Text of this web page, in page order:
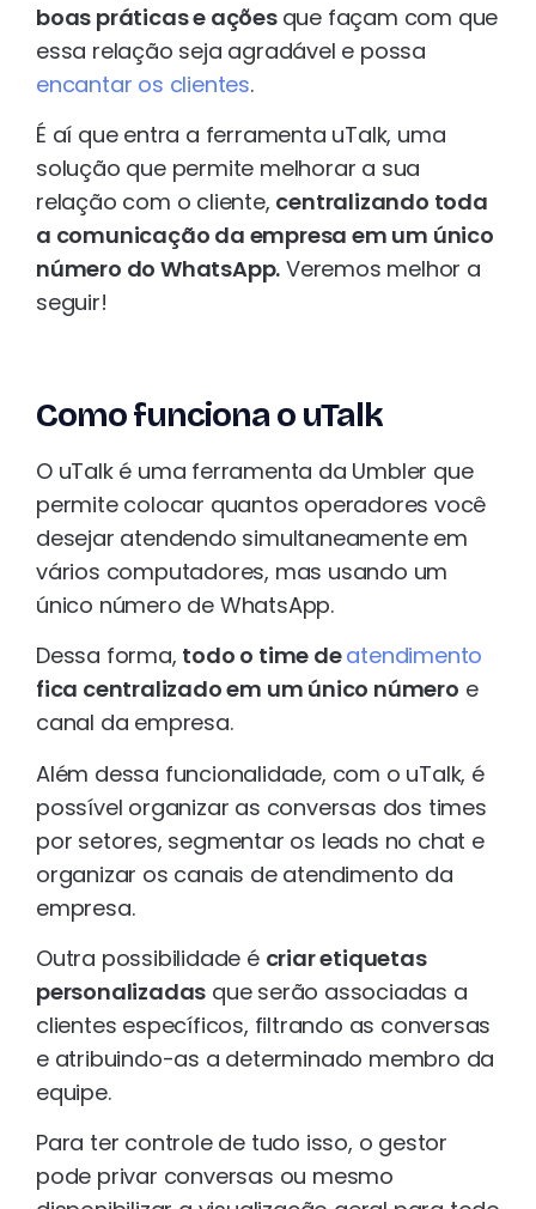
boas práticas e ações que façam com que
essa relação seja agradável e possa
encantar os clientes.
É aí que entra a ferramenta uTalk, uma
solução que permite melhorar a sua
relação com o cliente, centralizando toda
a comunicação da empresa em um único
número do WhatsApp. Veremos melhor a
seguir!
Como funciona o uTalk
O uTalk é uma ferramenta da Umbler que
permite colocar quantos operadores você
desejar atendendo simultaneamente em
vários computadores, mas usando um
único número de WhatsApp.
Dessa forma, todo o time deatendimento
fica centralizado em um único número e
canal da empresa.
Além dessa funcionalidade, com o uTalk, é
possível organizar as conversas dos times
por setores, segmentar os leads no chat e
organizar os canais de atendimento da
empresa.
Outra possibilidade é criar etiquetas
personalizadas que serão associadas a
clientes específicos, filtrando as conversas
e atribuindo-as a determinado membro da
equipe.
Para ter controle de tudo isso, o gestor
pode privar conversas ou mesmo